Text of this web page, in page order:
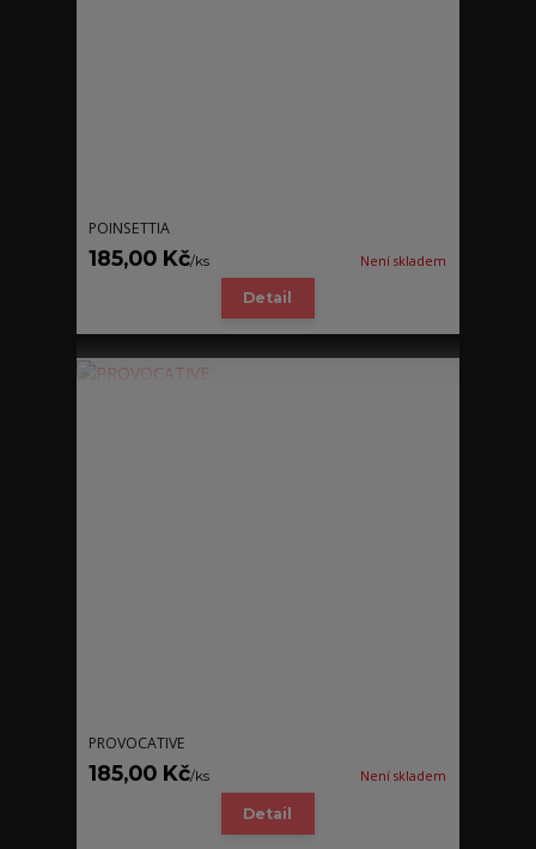
POINSETTIA
185,00 Kč/ks Není skladem
Detail
PROVOCATIVE
185,00 Kč/ks Není skladem
Detail